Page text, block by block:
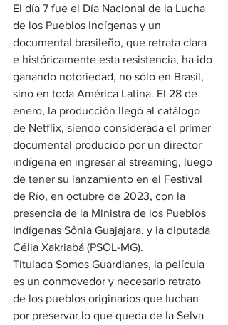
El día 7 fue el Día Nacional de la Lucha
de los Pueblos Indígenas y un
documental brasileño, que retrata clara
e históricamente esta resistencia, ha ido
ganando notoriedad, no sólo en Brasil,
sino en toda América Latina. El 28 de
enero, la producción llegó al catálogo
de Netflix, siendo considerada el primer
documental producido por un director
indígena en ingresar al streaming, luego
de tener su lanzamiento en el Festival
de Río, en octubre de 2023, con la
presencia de la Ministra de los Pueblos
Indígenas Sônia Guajajara. y la diputada
Célia Xakriabá (PSOL-MG).
Titulada Somos Guardianes, la película
es un conmovedor y necesario retrato
de los pueblos originarios que luchan
por preservar lo que queda de la Selva